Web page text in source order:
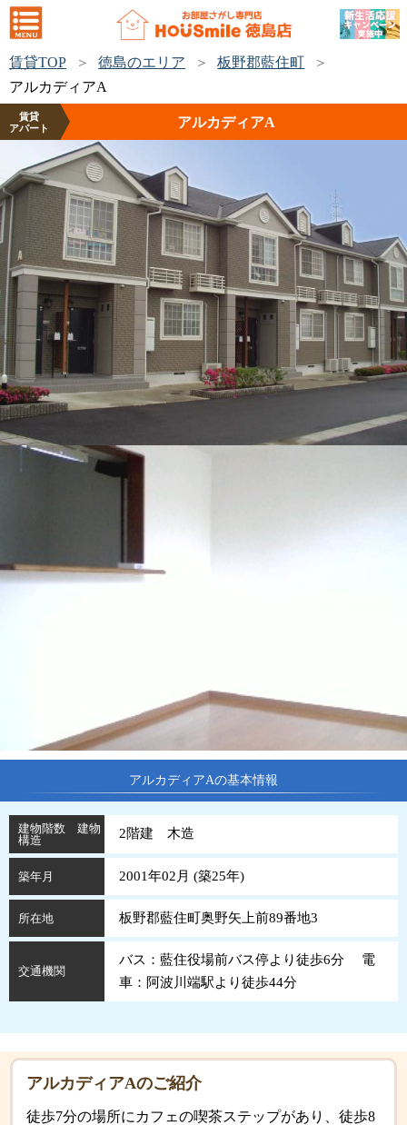
賃貸TOP 徳島のエリア
板野郡藍住町
アルカディアA
賃貸
アパート
アルカディアA
アルカディアAの基本情報
建物階数 建物
構造
2階建 木造
築年月 2001年02月 (築25年)
所在地 板野郡藍住町奥野矢上前89番地3
交通機関
バス：藍住役場前バス停より徒歩6分 電
車：阿波川端駅より徒歩44分
アルカディアAのご紹介
徒歩7分の場所にカフェの喫茶ステップがあり、徒歩8